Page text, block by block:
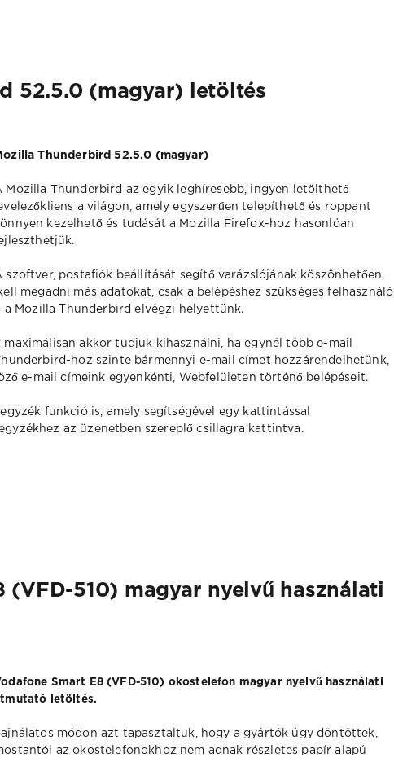
52.5.0 (magyar) letöltés
Thunderbird 52.5.0 (magyar)
Mozilla Thunderbird az egyik leghíresebb, ingyen letölthető
a világon, amely egyszerűen telepíthető és roppant
kezelhető és tudását a Mozilla Firefox-hoz hasonlóan
szoftver, postafiók beállítását segítő varázslójának köszönhetően,
megadni más adatokat, csak a belépéshez szükséges felhasználó
Mozilla Thunderbird elvégzi helyettünk.
akkor tudjuk kihasználni, ha egynél több e-mail
hoz szinte bármennyi e-mail címet hozzárendelhetünk,
e-mail címeink egyenkénti, Webfelületen történő belépéseit.
funkció is, amely segítségével egy kattintással
az üzenetben szereplő csillagra kattintva.
(VFD-510) magyar nyelvű használati
Smart E8 (VFD-510) okostelefon magyar nyelvű használati
letöltés.
módon azt tapasztaltuk, hogy a gyártók úgy döntöttek,
az okostelefonokhoz nem adnak részletes papír alapú